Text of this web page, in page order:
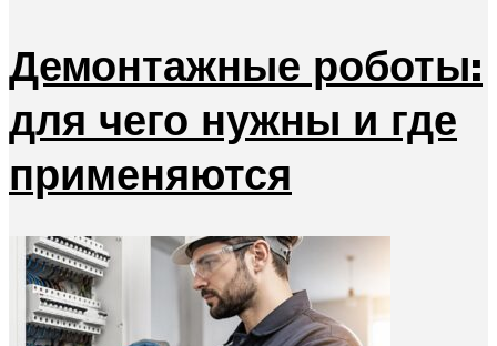
Демонтажные роботы:
для чего нужны и где
применяются